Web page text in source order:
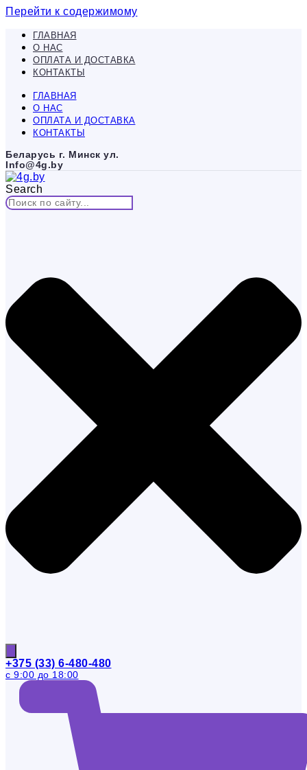
Перейти к содержимому
ГЛАВНАЯ
О НАС
ОПЛАТА И ДОСТАВКА
КОНТАКТЫ
ГЛАВНАЯ
О НАС
ОПЛАТА И ДОСТАВКА
КОНТАКТЫ
Беларусь г. Минск ул.
Info@4g.by
Search
+375 (33) 6-480-480
с 9:00 до 18:00